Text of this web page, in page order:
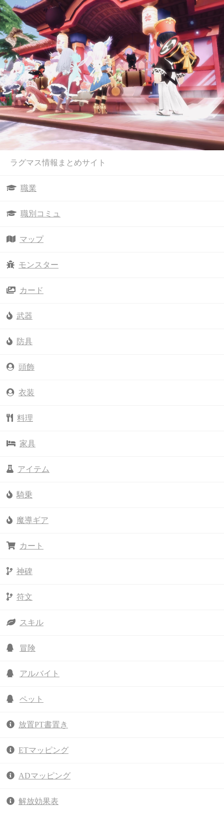
ラグマス情報まとめサイト
職業
職別コミュ
マップ
モンスター
カード
武器
防具
頭飾
衣装
料理
家具
アイテム
騎乗
魔導ギア
カート
神碑
符文
スキル
冒険
アルバイト
ペット
放置PT書置き
ETマッピング
ADマッピング
解放効果表